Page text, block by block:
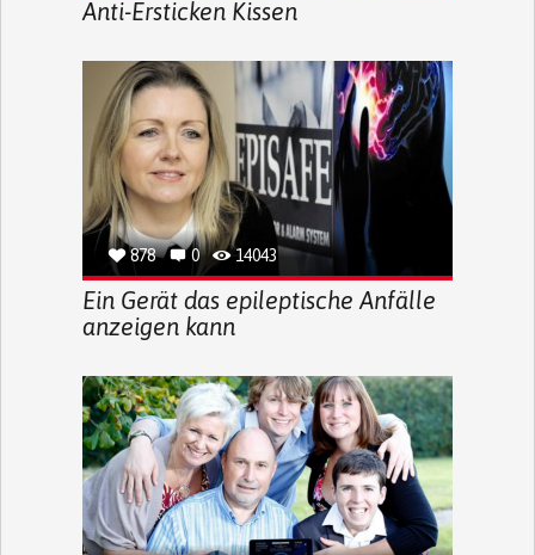
Anti-Ersticken Kissen
878 0 14043
Ein Gerät das epileptische Anfälle
anzeigen kann